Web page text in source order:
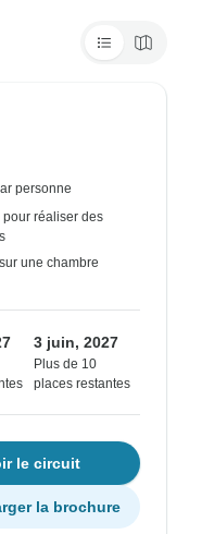
personne
pour réaliser des
une chambre
3 juin, 2027
Plus de 10
places restantes
le circuit
la brochure